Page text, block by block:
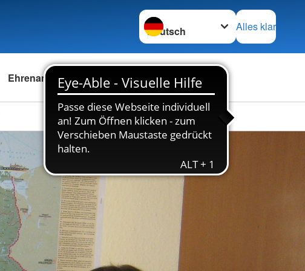
Sprache wechseln zu
Alles klar
Ehrenamt Stellenbörse Kontakt